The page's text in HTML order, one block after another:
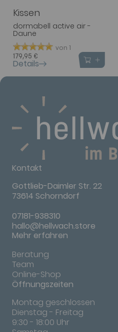
Kissen
dormabell active air -
Daune
von 1
179,95 €
Details
Kontakt
Gottlieb-Daimler Str. 22
73614 Schorndorf
07181-938310
hallo@hellwach.store
Mehr erfahren
Beratung
Team
Online-Shop
Öffnungszeiten
Montag geschlossen
Dienstag - Freitag
9:30 - 18:00 Uhr